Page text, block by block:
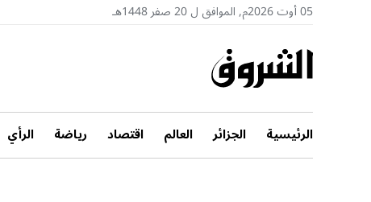
05 أوت 2026م, الموافق ل 20 صفر 1448هـ
الرئيسية الجزائر العالم اقتصاد رياضة الرأي